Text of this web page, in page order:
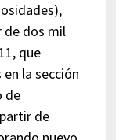
de dos mil
que
la sección
de
de